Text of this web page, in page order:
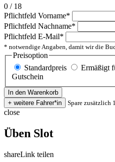
0 / 18
Pflichtfeld Vorname*
Pflichtfeld Nachname*
Pflichtfeld E-Mail*
* notwendige Angaben, damit wir die
Preisoption
Standardpreis
Ermäßigt
Gutschein
Spare zusätzlich
close
Üben Slot
shareLink teilen